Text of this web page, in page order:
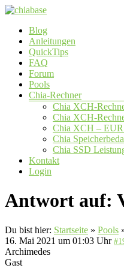
Zum
springen
chiabase
CHIA
Info-
Community
Seite
Menü
Blog
Anleitungen
QuickTips
FAQ
Forum
Pools
Chia-Rechner
Chia XCH-
Chia XCH-
Chia XCH –
Chia
Chia SSD
Kontakt
Login
Antwort auf:
Du bist hier: Startseite » Pools
16. Mai 2021 um 01:03 Uhr
Archimedes
Gast